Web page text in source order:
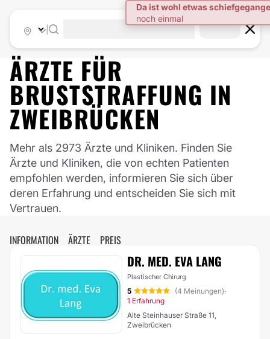
ÄRZTE FÜR
BRUSTSTRAFFUNG IN
ZWEIBRÜCKEN
Mehr als 2973 Ärzte und Kliniken. Finden Sie
Ärzte und Kliniken, die von echten Patienten
empfohlen werden, informieren Sie sich über
deren Erfahrung und entscheiden Sie sich mit
Vertrauen.
INFORMATION ÄRZTE PREIS
DR. MED. EVA LANG
Plastischer Chirurg
5 (4 Meinungen)·
1 Erfahrung
Alte Steinhauser Straße 11,
Zweibrücken